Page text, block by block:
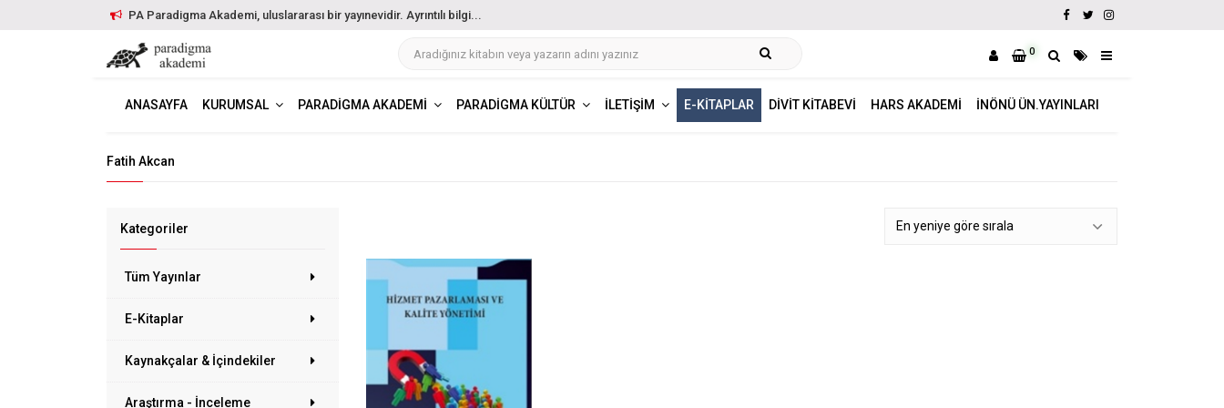
PA Paradigma Akademi, uluslararası bir yayınevidir. Ayrıntılı bilgi...
0
ANASAYFA KURUMSAL PARADIGMA AKADEMI PARADIGMA KÜLTÜR İLETIŞIM E-KITAPLAR DIVIT KITABEVI HARS AKADEMI İNÖNÜ ÜN.YAYINLARI
Fatih Akcan
Kategoriler
Tüm Yayınlar
E-Kitaplar
Kaynakçalar & İçindekiler
Araştırma - İnceleme